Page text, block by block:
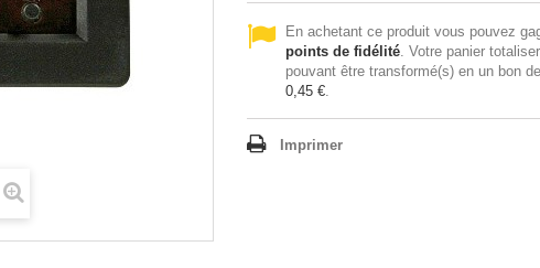
En achetant ce produit vous pouvez
points de fidélité. Votre panier
pouvant être transformé(s) en un bon
0,45 €.
Imprimer